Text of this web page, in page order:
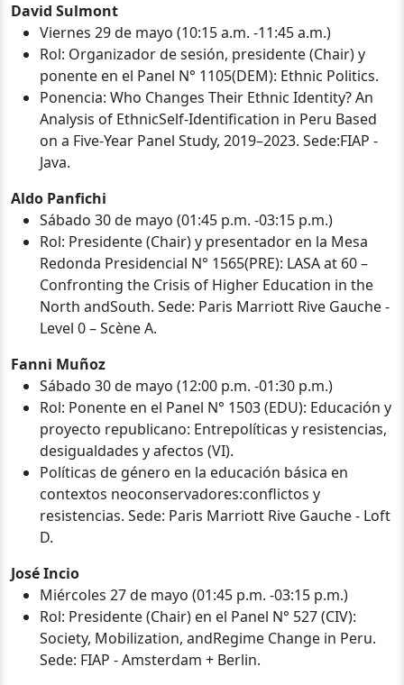
David Sulmont
Viernes 29 de mayo (10:15 a.m. -11:45 a.m.)
Rol: Organizador de sesión, presidente (Chair) y
ponente en el Panel N° 1105(DEM): Ethnic Politics.
Ponencia: Who Changes Their Ethnic Identity? An
Analysis of EthnicSelf-Identification in Peru Based
on a Five-Year Panel Study, 2019–2023. Sede:FIAP -
Java.
Aldo Panfichi
Sábado 30 de mayo (01:45 p.m. -03:15 p.m.)
Rol: Presidente (Chair) y presentador en la Mesa
Redonda Presidencial N° 1565(PRE): LASA at 60 –
Confronting the Crisis of Higher Education in the
North andSouth. Sede: Paris Marriott Rive Gauche -
Level 0 – Scène A.
Fanni Muñoz
Sábado 30 de mayo (12:00 p.m. -01:30 p.m.)
Rol: Ponente en el Panel N° 1503 (EDU): Educación y
proyecto republicano: Entrepolíticas y resistencias,
desigualdades y afectos (VI).
Políticas de género en la educación básica en
contextos neoconservadores:conflictos y
resistencias. Sede: Paris Marriott Rive Gauche - Loft
D.
José Incio‍
Miércoles 27 de mayo (01:45 p.m. -03:15 p.m.)
Rol: Presidente (Chair) en el Panel N° 527 (CIV):
Society, Mobilization, andRegime Change in Peru.
Sede: FIAP - Amsterdam + Berlin.